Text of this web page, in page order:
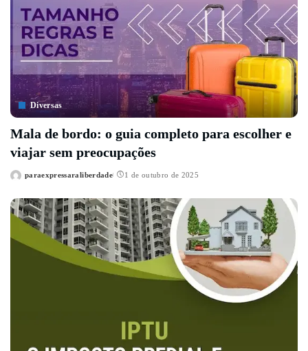
Diversas
Mala de bordo: o guia completo para escolher e
viajar sem preocupações
Posted
paraexpressaraliberdade 1 de outubro de 2025